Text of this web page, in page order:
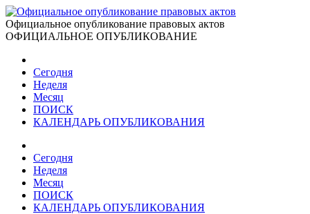
Официальное опубликование правовых актов
ОФИЦИАЛЬНОЕ ОПУБЛИКОВАНИЕ
Сегодня
Неделя
Месяц
ПОИСК
КАЛЕНДАРЬ ОПУБЛИКОВАНИЯ
Сегодня
Неделя
Месяц
ПОИСК
КАЛЕНДАРЬ ОПУБЛИКОВАНИЯ